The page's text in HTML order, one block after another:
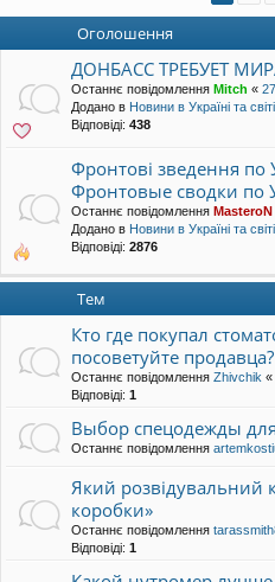
уп
Оголошення
ДОНБАСС ТРЕБУЕТ
Останнє повідомлення Mitch «
Додано в Новини в Україні та світі
Відповіді: 438
Фронтові зведення по
Фронтовые сводки по
Останнє повідомлення MasteroN
Додано в Новини в Україні та світі
Відповіді: 2876
Тем
Кто где покупал
посоветуйте продавца?
Останнє повідомлення Zhivchik «
Відповіді: 1
Выбор спецодежды
Останнє повідомлення
Який розвідувальний
коробки»
Останнє повідомлення
Відповіді: 1